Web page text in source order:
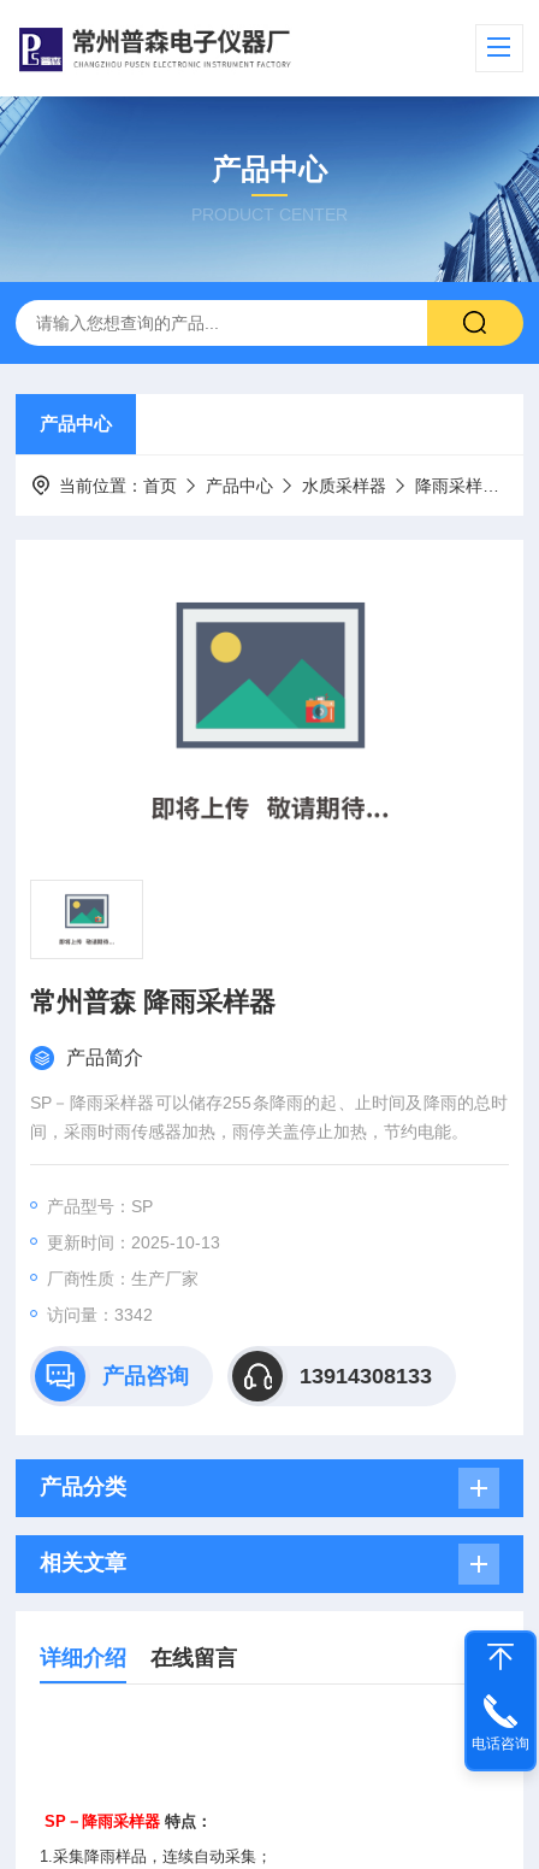
产品中心
PRODUCT CENTER
产品中心
当前位置：首页 产品中心 水质采样器 降雨采样器
常州普森 降雨采样器
产品简介
SP－降雨采样器可以储存255条降雨的起、止时间及降雨的总时
间，采雨时雨传感器加热，雨停关盖停止加热，节约电能。
产品型号：SP
更新时间：2025-10-13
厂商性质：生产厂家
访问量：3342
产品咨询 13914308133
产品分类
相关文章
详细介绍 在线留言
SP－降雨采样器 特点：
1.采集降雨样品，连续自动采集；
电话咨询